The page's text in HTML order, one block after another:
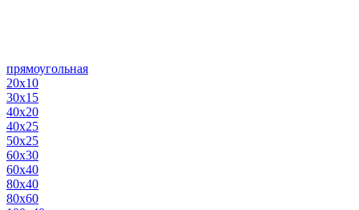
прямоугольная
20х10
30х15
40х20
40х25
50х25
60х30
60х40
80х40
80х60